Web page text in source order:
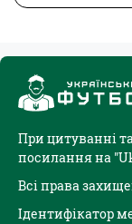
При цитуванні
посилання на
Всі права
Ідентифікатор